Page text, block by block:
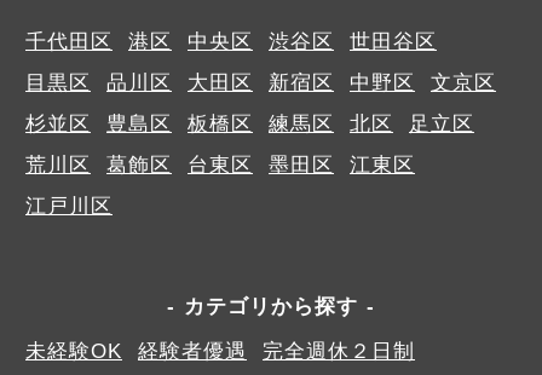
千代田区 港区 中央区 渋谷区
世田谷区
目黒区
品川区 大田区 新宿区 中野区
文京区
杉並区
豊島区 板橋区 練馬区 北区
足立区
荒川区
葛飾区 台東区 墨田区
江東区
江戸川区
カテゴリから探す
未経験OK
経験者優遇
完全週休２日制